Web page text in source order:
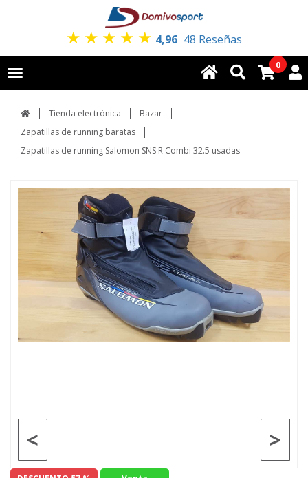
★ ★ ★ ★ ★ 4,96 48 Reseñas
Toggle
navigation
0
Tienda electrónica
Bazar
Zapatillas de running baratas
Zapatillas de running Salomon SNS R Combi 32.5 usadas
>
<